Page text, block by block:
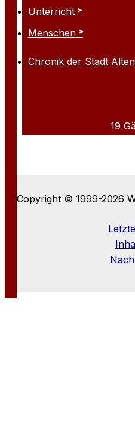
Unterricht
Menschen
Chronik der Stadt
19
Copyright © 1999-2026